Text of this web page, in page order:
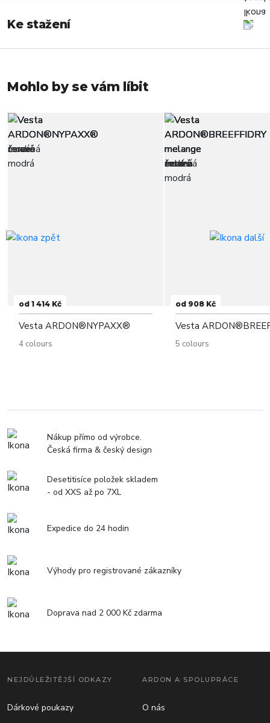
Ke stažení
Mohlo by se vám líbit
od 1 414 Kč
Vesta ARDON®NYPAXX®
4 colours
od 908 Kč
Vesta
5 colours
Nákup přímo od výrobce.
Česká firma & český design
Desetitisíce položek skladem
- od XXS až po 7XL
Expedice do 24 hodin
Výhody pro registrované zákazníky
Doprava nad 2 000 Kč zdarma
NEJDŮLEŽITĚJŠÍ ODKAZY
Dárkové poukazy
ARDON A SPOLUPRÁCE
O nás